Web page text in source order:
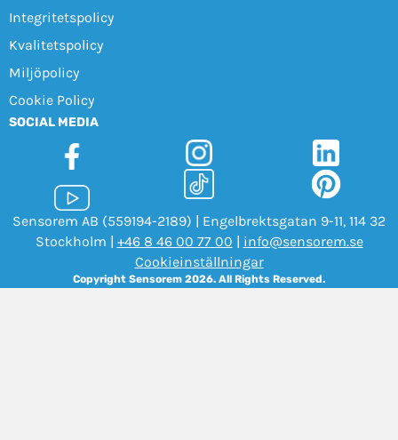
Integritetspolicy
Kvalitetspolicy
Miljöpolicy
Cookie Policy
SOCIAL MEDIA
Sensorem AB (559194-2189) | Engelbrektsgatan 9-11, 114 32
Stockholm | +46 8 46 00 77 00
info@sensorem.se
Cookieinställningar
Copyright Sensorem 2026. All Rights Reserved.